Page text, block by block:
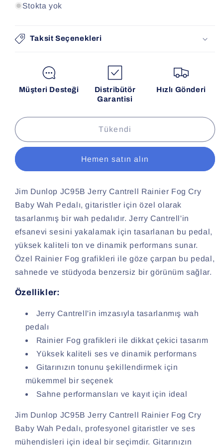
Stokta yok
Taksit Seçenekleri
Müşteri Desteği
Distribütör
Garantisi
Hızlı Gönderi
Tükendi
Hemen satın alın
Jim Dunlop JC95B Jerry Cantrell Rainier Fog Cry
Baby Wah Pedalı, gitaristler için özel olarak
tasarlanmış bir wah pedalıdır. Jerry Cantrell'in
efsanevi sesini yakalamak için tasarlanan bu pedal,
yüksek kaliteli ton ve dinamik performans sunar.
Özel Rainier Fog grafikleri ile göze çarpan bu pedal,
sahnede ve stüdyoda benzersiz bir görünüm sağlar.
Özellikler:
Jerry Cantrell'in imzasıyla tasarlanmış wah
pedalı
Rainier Fog grafikleri ile dikkat çekici tasarım
Yüksek kaliteli ses ve dinamik performans
Gitarınızın tonunu şekillendirmek için
mükemmel bir seçenek
Sahne performansları ve kayıt için ideal
Jim Dunlop JC95B Jerry Cantrell Rainier Fog Cry
Baby Wah Pedalı, profesyonel gitaristler ve ses
mühendisleri için ideal bir seçimdir. Gitarınızın